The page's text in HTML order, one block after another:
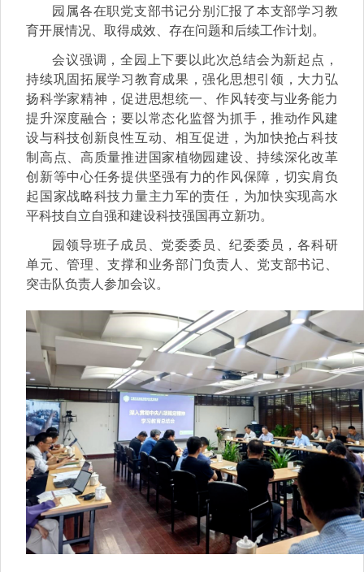
园属各在职党支部书记分别汇报了本支部学习教
育开展情况、取得成效、存在问题和后续工作计划。
会议强调，全园上下要以此次总结会为新起点，
持续巩固拓展学习教育成果，强化思想引领，大力弘
扬科学家精神，促进思想统一、作风转变与业务能力
提升深度融合；要以常态化监督为抓手，推动作风建
设与科技创新良性互动、相互促进，为加快抢占科技
制高点、高质量推进国家植物园建设、持续深化改革
创新等中心任务提供坚强有力的作风保障，切实肩负
起国家战略科技力量主力军的责任，为加快实现高水
平科技自立自强和建设科技强国再立新功。
园领导班子成员、党委委员、纪委委员，各科研
单元、管理、支撑和业务部门负责人、党支部书记、
突击队负责人参加会议。